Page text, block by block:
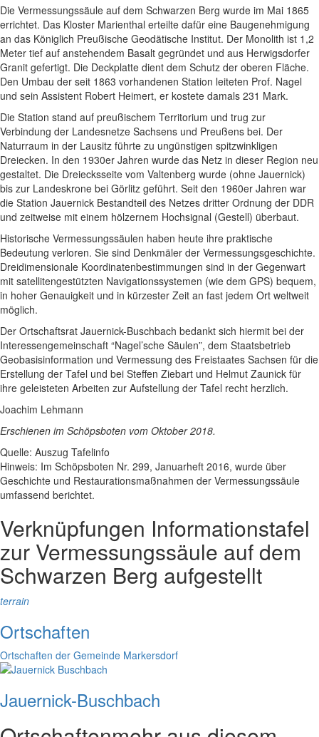
Die Vermessungssäule auf dem Schwarzen Berg wurde im Mai 1865
errichtet. Das Kloster Marienthal erteilte dafür eine Baugenehmigung
an das Königlich Preußische Geodätische Institut. Der Monolith ist 1,2
Meter tief auf anstehendem Basalt gegründet und aus Herwigsdorfer
Granit gefertigt. Die Deckplatte dient dem Schutz der oberen Fläche.
Den Umbau der seit 1863 vorhandenen Station leiteten Prof. Nagel
und sein Assistent Robert Heimert, er kostete damals 231 Mark.
Die Station stand auf preußischem Territorium und trug zur
Verbindung der Landesnetze Sachsens und Preußens bei. Der
Naturraum in der Lausitz führte zu ungünstigen spitzwinkligen
Dreiecken. In den 1930er Jahren wurde das Netz in dieser Region neu
gestaltet. Die Dreiecksseite vom Valtenberg wurde (ohne Jauernick)
bis zur Landeskrone bei Görlitz geführt. Seit den 1960er Jahren war
die Station Jauernick Bestandteil des Netzes dritter Ordnung der DDR
und zeitweise mit einem hölzernem Hochsignal (Gestell) überbaut.
Historische Vermessungssäulen haben heute ihre praktische
Bedeutung verloren. Sie sind Denkmäler der Vermessungsgeschichte.
Dreidimensionale Koordinatenbestimmungen sind in der Gegenwart
mit satellitengestützten Navigationssystemen (wie dem GPS) bequem,
in hoher Genauigkeit und in kürzester Zeit an fast jedem Ort weltweit
möglich.
Der Ortschaftsrat Jauernick-Buschbach bedankt sich hiermit bei der
Interessengemeinschaft “Nagel’sche Säulen”, dem Staatsbetrieb
Geobasisinformation und Vermessung des Freistaates Sachsen für die
Erstellung der Tafel und bei Steffen Ziebart und Helmut Zaunick für
ihre geleisteten Arbeiten zur Aufstellung der Tafel recht herzlich.
Joachim Lehmann
Erschienen im Schöpsboten vom Oktober 2018.
Quelle: Auszug Tafelinfo
Hinweis: Im Schöpsboten Nr. 299, Januarheft 2016, wurde über
Geschichte und Restaurationsmaßnahmen der Vermessungssäule
umfassend berichtet.
Verknüpfungen Informationstafel
zur Vermessungssäule auf dem
Schwarzen Berg aufgestellt
terrain
Ortschaften
Ortschaften der Gemeinde Markersdorf
Jauernick-Buschbach